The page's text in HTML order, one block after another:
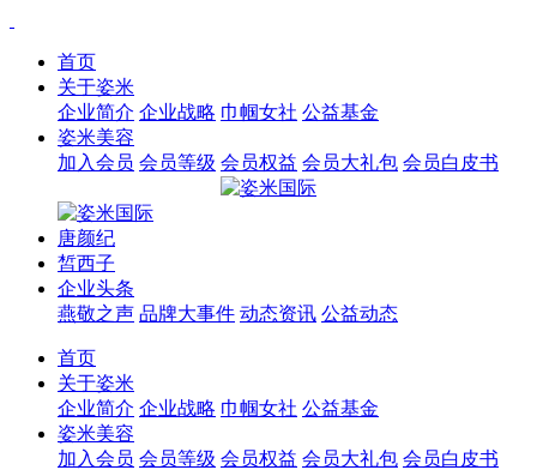
首页
关于姿米
企业简介 企业战略 巾帼女社 公益基金
姿米美容
加入会员 会员等级 会员权益 会员大礼包 会员白皮书
唐颜纪
皙西子
企业头条
燕敬之声 品牌大事件 动态资讯 公益动态
首页
关于姿米
企业简介 企业战略 巾帼女社 公益基金
姿米美容
加入会员 会员等级 会员权益 会员大礼包 会员白皮书